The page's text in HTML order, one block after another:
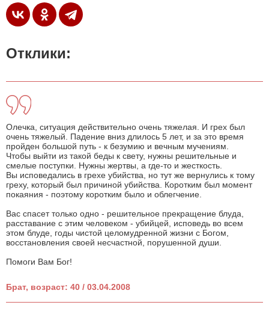
Отклики:
Олечка, ситуация действительно очень тяжелая. И грех был
очень тяжелый. Падение вниз длилось 5 лет, и за это время
пройден большой путь - к безумию и вечным мучениям.
Чтобы выйти из такой беды к свету, нужны решительные и
смелые поступки. Нужны жертвы, а где-то и жесткость.
Вы исповедались в грехе убийства, но тут же вернулись к тому
греху, который был причиной убийства. Коротким был момент
покаяния - поэтому коротким было и облегчение.
Вас спасет только одно - решительное прекращение блуда,
расставание с этим человеком - убийцей, исповедь во всем
этом блуде, годы чистой целомудренной жизни с Богом,
восстановления своей несчастной, порушенной души.
Помоги Вам Бог!
Брат, возраст: 40 / 03.04.2008